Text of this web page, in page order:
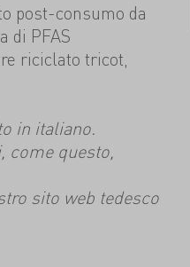
post-consumo da
di PFAS
riciclato tricot,
in italiano.
come questo,
sito web tedesco